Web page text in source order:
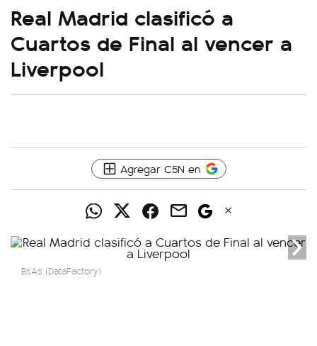
Real Madrid clasificó a
Cuartos de Final al vencer a
Liverpool
Agregar C5N en
BsAs (DataFactory)